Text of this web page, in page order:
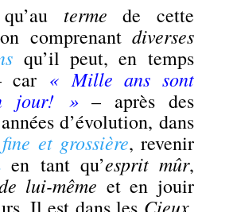
terme de cette
comprenant diverses
qu’il peut, en temps
car « Mille ans sont
jour! »– après des
d’évolution, dans
et grossière, revenir
en tant qu’esprit mûr,
lui-même et en jouir
Cieux